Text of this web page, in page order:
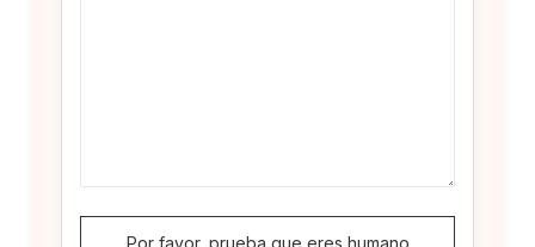
Por favor, prueba que eres humano